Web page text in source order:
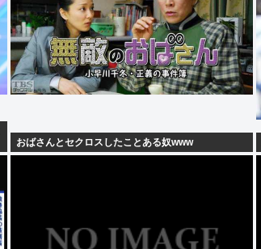
おばさんとセクロスしたことある奴www